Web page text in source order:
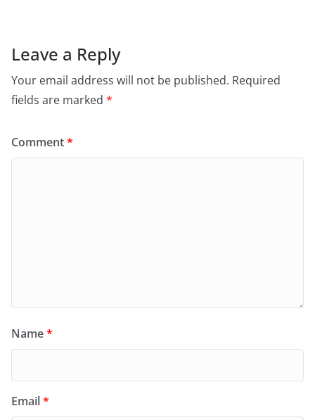
Leave a Reply
Your email address will not be published. Required
fields are marked *
Comment*
Name*
Email*